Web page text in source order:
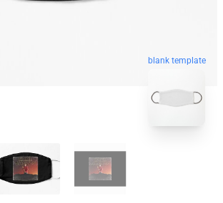
blank template